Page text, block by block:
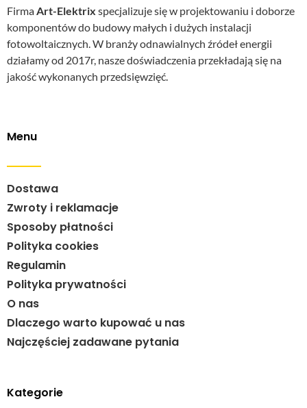
FirmaArt-Elektrix specjalizuje się w projektowaniu i doborze
komponentów do budowy małych i dużych instalacji
fotowoltaicznych. W branży odnawialnych źródeł energii
działamy od 2017r, nasze doświadczenia przekładają się na
jakość wykonanych przedsięwzięć.
Menu
Dostawa
Zwroty i reklamacje
Sposoby płatności
Polityka cookies
Regulamin
Polityka prywatności
O nas
Dlaczego warto kupować u nas
Najczęściej zadawane pytania
Kategorie